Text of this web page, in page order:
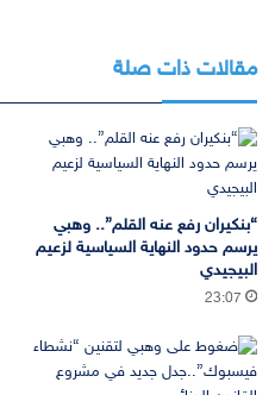
مقالات ذات صلة
“بنكيران رفع عنه القلم”.. وهبي
يرسم حدود النهاية السياسية لزعيم
البيجيدي
23:07